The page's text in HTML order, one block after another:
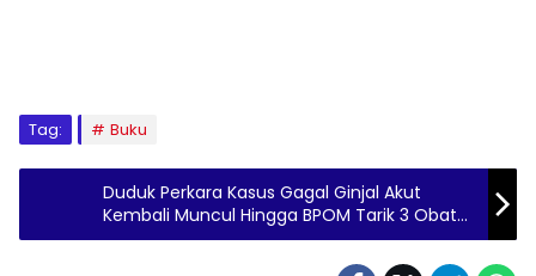
Tag: Buku
Duduk Perkara Kasus Gagal Ginjal Akut
Kembali Muncul Hingga BPOM Tarik 3 Obat
Sirup